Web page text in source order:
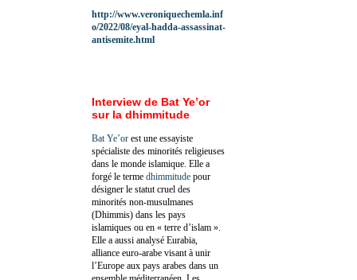
http://www.veroniquechemla.inf
o/2022/08/eyal-hadda-assassinat-
antisemite.html
Interview de Bat Ye’or
sur la dhimmitude
Bat Ye’or est une essayiste
spécialiste des minorités religieuses
dans le monde islamique. Elle a
forgé le terme dhimmitude pour
désigner le statut cruel des
minorités non-musulmanes
(Dhimmis) dans les pays
islamiques ou en « terre d’islam ».
Elle a aussi analysé Eurabia,
alliance euro-arabe visant à unir
l’Europe aux pays arabes dans un